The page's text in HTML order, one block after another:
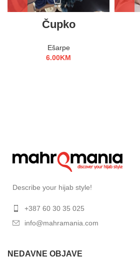
Čupko
Ešarpe
6.00KM
Describe your hijab style!
+387 60 30 35 025
info@mahramania.com
NEDAVNE OBJAVE